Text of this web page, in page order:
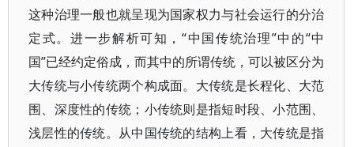
这种治理一般也就呈现为国家权力与社会运行的分治
定式。进一步解析可知，“中国传统治理”中的“中
国”已经约定俗成，而其中的所谓传统，可以被区分为
大传统与小传统两个构成面。大传统是长程化、大范
围、深度性的传统；小传统则是指短时段、小范围、
浅层性的传统。从中国传统的结构上看，大传统是指